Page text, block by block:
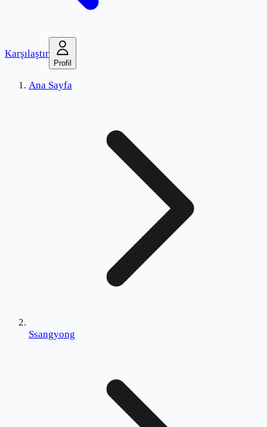
Karşılaştır
Profil
Ana Sayfa
Ssangyong